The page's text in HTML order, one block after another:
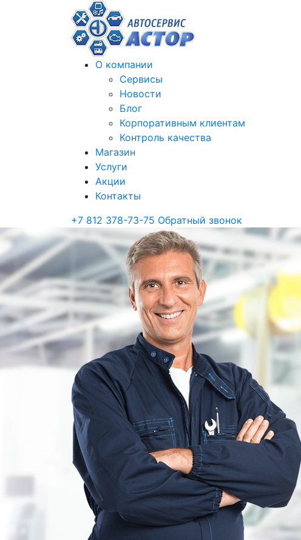
О компании
Сервисы
Новости
Блог
Корпоративным клиентам
Контроль качества
Магазин
Услуги
Акции
Контакты
+7 812 378-73-75 Обратный звонок